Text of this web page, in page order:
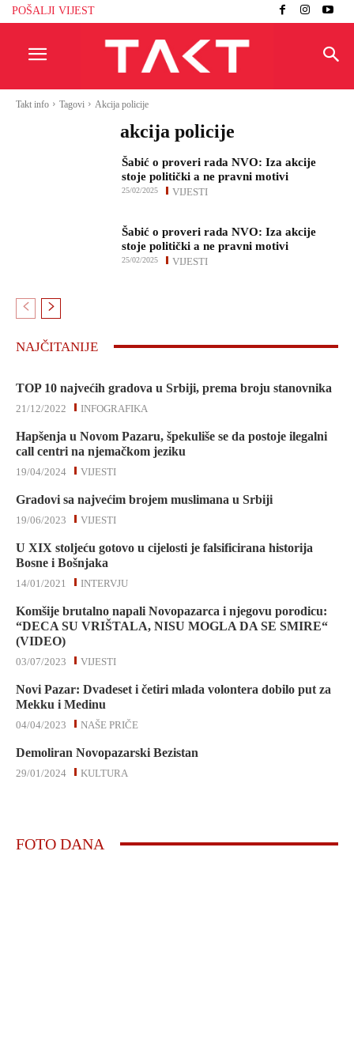
POŠALJI VIJEST
Takt info Tagovi Akcija policije
akcija policije
Šabić o proveri rada NVO: Iza akcije
stoje politički a ne pravni motivi
VIJESTI
25/02/2025
Šabić o proveri rada NVO: Iza akcije
stoje politički a ne pravni motivi
VIJESTI
25/02/2025
NAJČITANIJE
TOP 10 najvećih gradova u Srbiji, prema broju stanovnika
INFOGRAFIKA
21/12/2022
Hapšenja u Novom Pazaru, špekuliše se da postoje ilegalni
call centri na njemačkom jeziku
VIJESTI
19/04/2024
Gradovi sa najvećim brojem muslimana u Srbiji
VIJESTI
19/06/2023
U XIX stoljeću gotovo u cijelosti je falsificirana historija
Bosne i Bošnjaka
INTERVJU
14/01/2021
Komšije brutalno napali Novopazarca i njegovu porodicu:
“DECA SU VRIŠTALA, NISU MOGLA DA SE SMIRE“
(VIDEO)
VIJESTI
03/07/2023
Novi Pazar: Dvadeset i četiri mlada volontera dobilo put za
Mekku i Medinu
NAŠE PRIČE
04/04/2023
Demoliran Novopazarski Bezistan
KULTURA
29/01/2024
FOTO DANA